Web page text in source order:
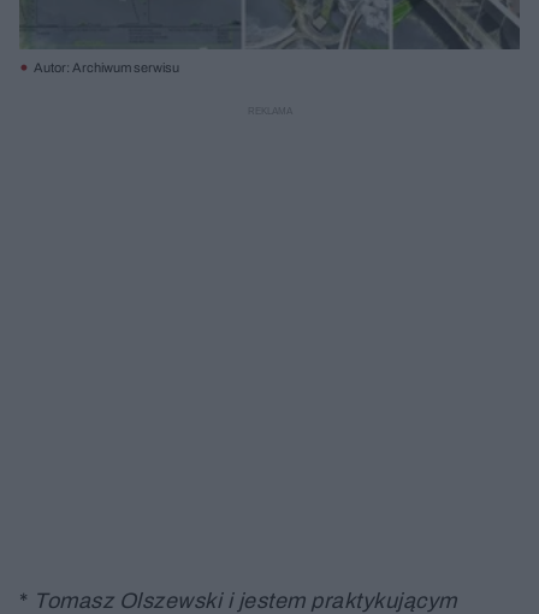
Autor: Archiwum serwisu
* Tomasz Olszewski i jestem praktykującym